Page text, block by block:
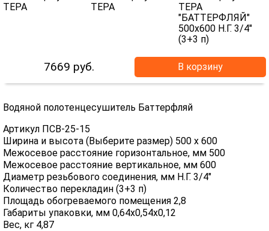
7669 руб. В корзину
Водяной полотенцесушитель Баттерфляй
Артикул ПСВ-25-15
Ширина и высота (Выберите размер) 500 х 600
Межосевое расстояние горизонтальное, мм 500
Межосевое расстояние вертикальное, мм 600
Диаметр резьбового соединения, мм Н.Г. 3/4"
Количество перекладин (3+3 п)
Площадь обогреваемого помещения 2,8
Габариты упаковки, мм 0,64х0,54х0,12
Вес, кг 4,87